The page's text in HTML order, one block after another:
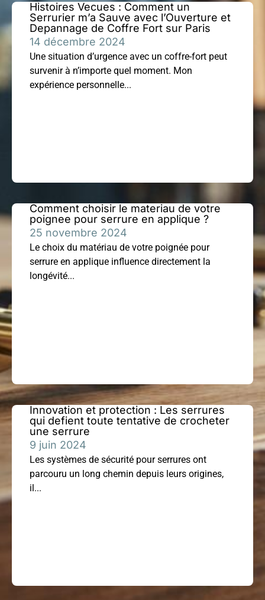
Histoires Vecues : Comment un
Serrurier m’a Sauve avec l’Ouverture et
Depannage de Coffre Fort sur Paris
14 décembre 2024
Une situation d’urgence avec un coffre-fort peut
survenir à n’importe quel moment. Mon
expérience personnelle...
Comment choisir le materiau de votre
poignee pour serrure en applique ?
25 novembre 2024
Le choix du matériau de votre poignée pour
serrure en applique influence directement la
longévité...
Innovation et protection : Les serrures
qui defient toute tentative de crocheter
une serrure
9 juin 2024
Les systèmes de sécurité pour serrures ont
parcouru un long chemin depuis leurs origines,
il...